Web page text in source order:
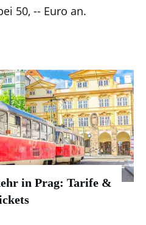
50, -- Euro an.
in Prag: Tarife &